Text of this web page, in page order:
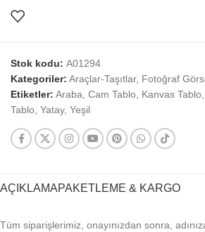
Stok kodu: A01294
Kategoriler: Araçlar-Taşıtlar, Fotoğraf
Etiketler: Araba, Cam Tablo, Kanvas Tablo,
Tablo, Yatay, Yeşil
AÇIKLAMAPAKETLEME & KARGO
Tüm siparişlerimiz, onayınızdan sonra,